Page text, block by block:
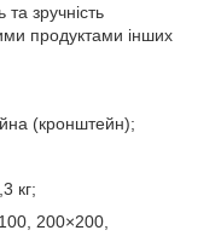
та зручність
продуктами інших
(кронштейн);
кг;
200×200,